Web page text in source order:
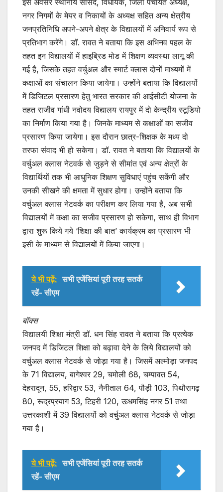
नगर निगमों के मेयर व निकायों के अध्यक्ष सहित अन्य क्षेत्रीय
जनप्रतिनिधि अपने-अपने क्षेत्र के विद्यालयों में अनिवार्य रूप से
प्रतिभाग करेंगे। डॉ. रावत ने बताया कि इस अभिनव पहल के
तहत इन विद्यालयों में हाइब्रिड मोड में शिक्षण व्यवस्था लागू की
गई है, जिसके तहत वर्चुअल और स्मार्ट क्लास दोनों माध्यमों में
कक्षाओं का संचालन किया जायेगा। उन्होंने बताया कि विद्यालयों
में डिजिटल प्रसारण हेतु भारत सरकार की आईसीटी योजना के
तहत राजीव गांधी नवोदय विद्यालय रायपुर में दो केन्द्रीय स्टूडियो
का निर्माण किया गया है। जिनके माध्यम से कक्षाओं का सजीव
प्रसारण किया जायेगा। इस दौरान छात्र-शिक्षक के मध्य दो
तरफा संवाद भी हो सकेगा। डॉ. रावत ने बताया कि विद्यालयों के
वर्चुअल क्लास नेटवर्क से जुड़ने से सीमांत एवं अन्य क्षेत्रों के
विद्यार्थियों तक भी आधुनिक शिक्षण सुविधाएं पहुंच सकेंगी और
उनकी सीखने की क्षमता में सुधार होगा। उन्होंने बताया कि
वर्चुअल क्लास नेटवर्क का परीक्षण कर लिया गया है, अब सभी
विद्यालयों में कक्षा का सजीव प्रसारण हो सकेगा, साथ ही विभाग
द्वारा शुरू किये गये ‘शिक्षा की बात’ कार्यक्रम का प्रसारण भी
इसी के माध्यम से विद्यालयों में किया जाएगा।
ये भी पढ़ें: सभी एजेंसियां पूरी तरह सतर्क
रहें- सीएम
बॉक्स
विद्यालयी शिक्षा मंत्री डॉ. धन सिंह रावत ने बताया कि प्रत्येक
जनपद में डिजिटल शिक्षा को बढ़ावा देने के लिये विद्यालयों को
वर्चुअल क्लास नेटवर्क से जोड़ा गया है। जिसमें अल्मोड़ा जनपद
के 71 विद्यालय, बागेश्वर 29, चमोली 68, चम्पावत 54,
देहरादून, 55, हरिद्वार 53, नैनीताल 64, पौड़ी 103, पिथौरागढ़
80, रूद्रप्रयाग 53, टिहरी 120, ऊधमसिंह नगर 51 तथा
उत्तरकाशी में 39 विद्यालयों को वर्चुअल क्लास नेटवर्क से जोड़ा
गया है।
ये भी पढ़ें: सभी एजेंसियां पूरी तरह सतर्क
रहें- सीएम